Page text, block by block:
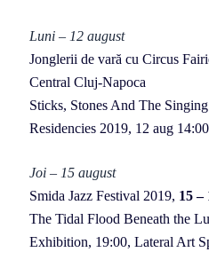
Luni – 12 august
Jonglerii de vară cu Circus
Central Cluj-Napoca
Sticks, Stones And The
Residencies 2019, 12 aug
Joi – 15 august
Smida Jazz Festival 2019, 15 –
The Tidal Flood Beneath the
Exhibition, 19:00, Lateral Art